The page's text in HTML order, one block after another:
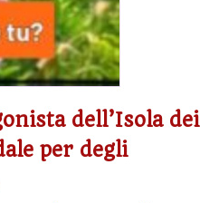
dell’Isola
per degli